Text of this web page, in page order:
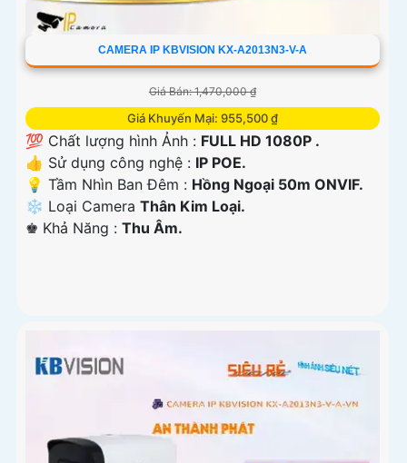
CAMERA IP KBVISION KX-A2013N3-V-A
Giá Bán: 1,470,000 ₫
Giá Khuyến Mại: 955,500 ₫
💯 Chất lượng hình Ảnh : FULL HD 1080P .
👍 Sử dụng công nghệ : IP POE.
💡 Tầm Nhìn Ban Đêm : Hồng Ngoại 50m ONVIF.
❄ Loại Camera Thân Kim Loại.
️♚ Khả Năng : Thu Âm.